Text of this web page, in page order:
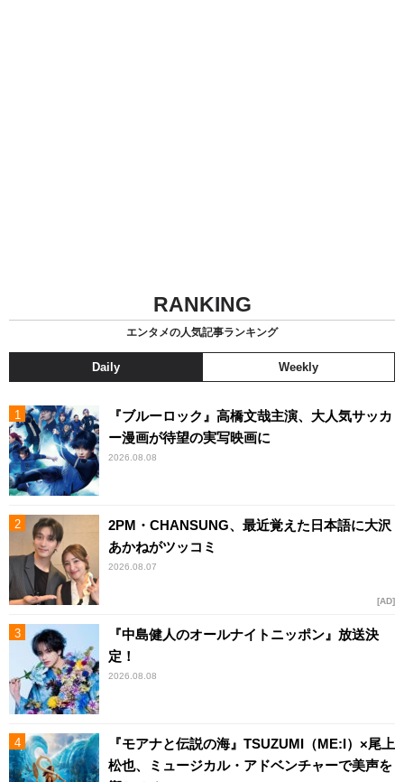
RANKING
エンタメの人気記事ランキング
Daily Weekly
『ブルーロック』高橋文哉主演、大人気サッカ
ー漫画が待望の実写映画に
2026.08.08
2PM・CHANSUNG、最近覚えた日本語に大沢
あかねがツッコミ
2026.08.07
AD
『中島健人のオールナイトニッポン』放送決
定！
2026.08.08
『モアナと伝説の海』TSUZUMI（ME:I）×尾上
松也、ミュージカル・アドベンチャーで美声を